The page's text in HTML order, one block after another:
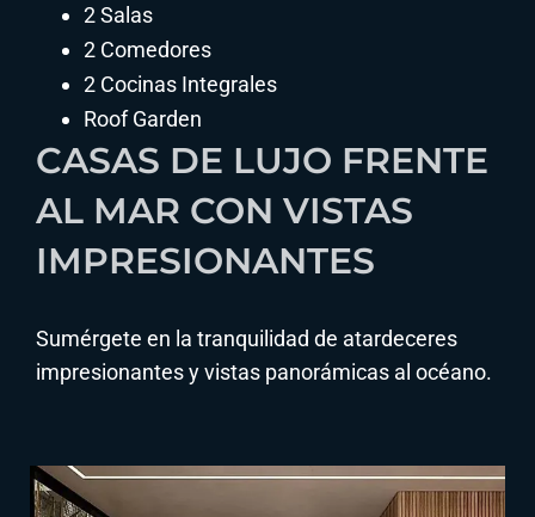
2 Salas
2 Comedores
2 Cocinas Integrales
Roof Garden
CASAS DE LUJO FRENTE
AL MAR CON VISTAS
IMPRESIONANTES
Sumérgete en la tranquilidad de atardeceres
impresionantes y vistas panorámicas al océano.